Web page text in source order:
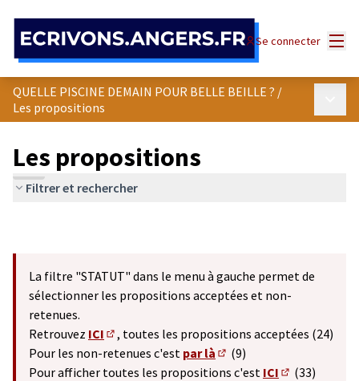
Se connecter
QUELLE PISCINE DEMAIN POUR BELLE BEILLE ? /
Les propositions
Les propositions
Filtrer et rechercher
La filtre "STATUT" dans le menu à gauche permet de
sélectionner les propositions acceptées et non-
retenues.
Retrouvez ICI
(S'ouvre dans un nouvel onglet)
, toutes les propositions acceptées (24)
Pour les non-retenues c'est par là
(S'ouvre dans un nouvel
(9)
Pour afficher toutes les propositions c'est ICI
(33)